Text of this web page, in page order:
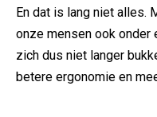
En dat is lang niet alles.
onze mensen ook onder
zich dus niet langer
betere ergonomie en